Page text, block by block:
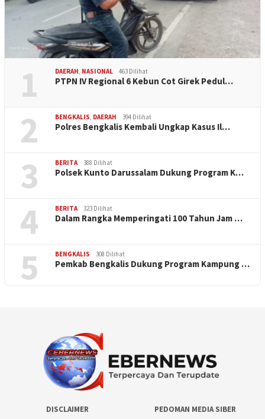
1 DAERAH, NASIONAL 463 Dilihat
PTPN IV Regional 6 Kebun Cot Girek Pedul…
2 BENGKALIS, DAERAH 394 Dilihat
Polres Bengkalis Kembali Ungkap Kasus Il…
3 BERITA 388 Dilihat
Polsek Kunto Darussalam Dukung Program K…
4 BERITA 323 Dilihat
Dalam Rangka Memperingati 100 Tahun Jam …
5 BENGKALIS 308 Dilihat
Pemkab Bengkalis Dukung Program Kampung …
DISCLAIMER PEDOMAN MEDIA SIBER